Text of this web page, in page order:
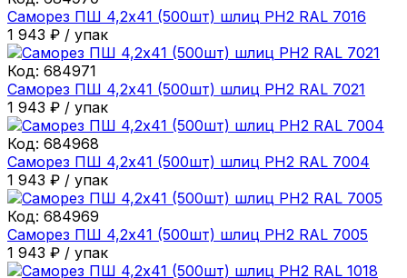
Саморез ПШ 4,2х41 (500шт) шлиц PH2 RAL 7016
1 943 ₽ / упак
Код: 684971
Саморез ПШ 4,2х41 (500шт) шлиц PH2 RAL 7021
1 943 ₽ / упак
Код: 684968
Саморез ПШ 4,2х41 (500шт) шлиц PH2 RAL 7004
1 943 ₽ / упак
Код: 684969
Саморез ПШ 4,2х41 (500шт) шлиц PH2 RAL 7005
1 943 ₽ / упак